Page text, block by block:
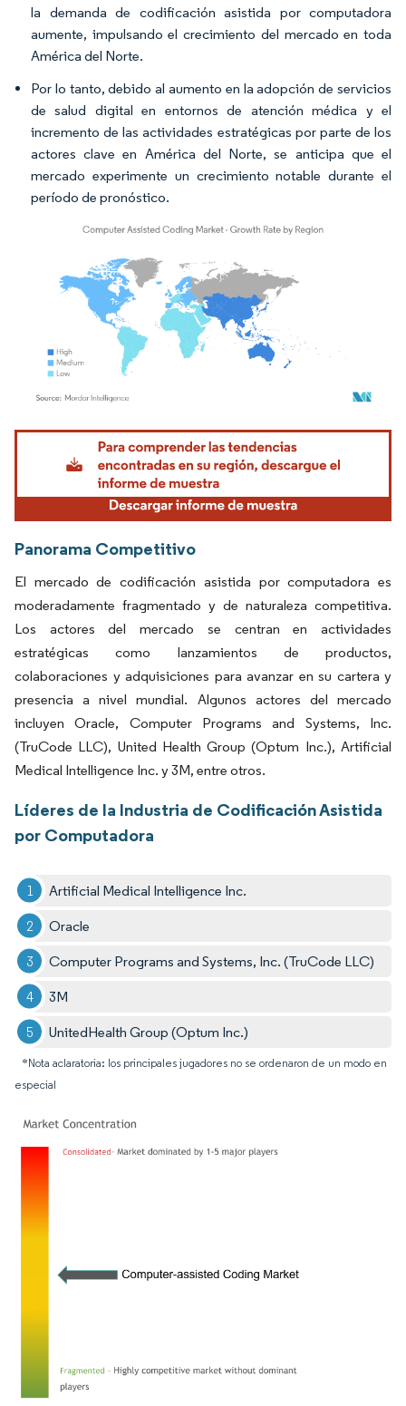
la demanda de codificación asistida por computadora
aumente, impulsando el crecimiento del mercado en toda
América del Norte.
Por lo tanto, debido al aumento en la adopción de servicios
de salud digital en entornos de atención médica y el
incremento de las actividades estratégicas por parte de los
actores clave en América del Norte, se anticipa que el
mercado experimente un crecimiento notable durante el
período de pronóstico.
Imagen © Mordor Intelligence. El uso requiere atribución según CC BY 4.0.
Panorama Competitivo
El mercado de codificación asistida por computadora es
moderadamente fragmentado y de naturaleza competitiva.
Los actores del mercado se centran en actividades
estratégicas como lanzamientos de productos,
colaboraciones y adquisiciones para avanzar en su cartera y
presencia a nivel mundial. Algunos actores del mercado
incluyen Oracle, Computer Programs and Systems, Inc.
(TruCode LLC), United Health Group (Optum Inc.), Artificial
Medical Intelligence Inc. y 3M, entre otros.
Líderes de la Industria de Codificación Asistida
por Computadora
Artificial Medical Intelligence Inc.
Oracle
Computer Programs and Systems, Inc. (TruCode LLC)
3M
UnitedHealth Group (Optum Inc.)
*Nota aclaratoria: los principales jugadores no se ordenaron de un modo en
especial